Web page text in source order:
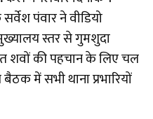
पंवार ने वीडियो
स्तर से गुमशुदा
शवों की पहचान के लिए चल
में सभी थाना प्रभारियों